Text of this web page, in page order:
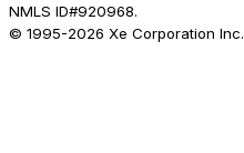
NMLS ID#920968.
© 1995-2026 Xe Corporation Inc.